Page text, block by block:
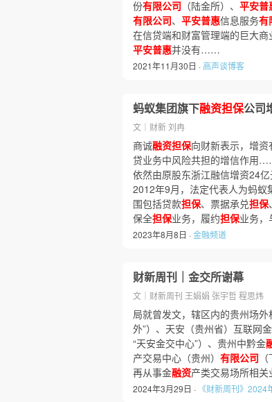
份有限公司 （陆金所）、 平安普
有限公司、 平安普惠信息服务有
在信贷端和财富管理端的巨大
平安普惠并没有……
2021年11月30日 ·高声谈博客
蚂蚁集团旗下融资担保公司
文｜财新 刘冉
商诚融资担保向财新表示，增
贷业务中风险共担的增信作用
依然由原股东浙江融信增资24
2012年9月，法定代表人为蚂
围包括贷款担保、票据承兑担保
保全担保业务，履约担保业务，
2023年8月8日 ·金融频道
财新周刊｜金交所谢幕
文｜财新周刊 王娟娟 张宇哲 程思炜
局就曾发文，辖区内的贵州场外
外”）、天安（贵州省）互联网金
“天安金交中心”）、贵州中黔金
产交易中心（贵州） 有限公司
再从事金融资产类交易场所相
2024年3月29日 · 《财新周刊》2024